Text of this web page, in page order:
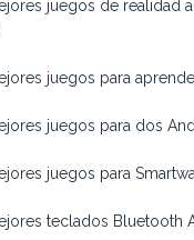
juegos de realidad
juegos para
juegos para dos
juegos para
teclados Bluetooth